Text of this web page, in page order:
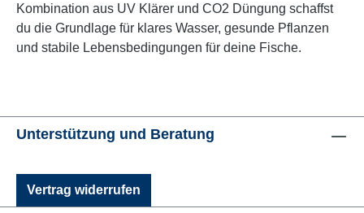
Kombination aus UV Klärer und CO2 Düngung schaffst
du die Grundlage für klares Wasser, gesunde Pflanzen
und stabile Lebensbedingungen für deine Fische.
Unterstützung und Beratung
Vertrag widerrufen